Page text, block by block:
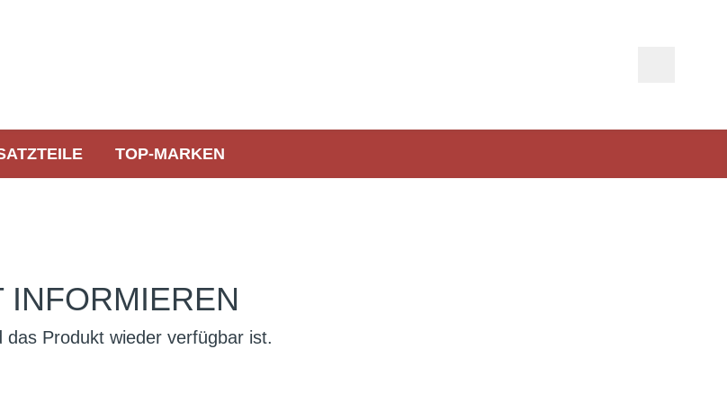
TOP-MARKEN
Produkt wieder verfügbar ist.